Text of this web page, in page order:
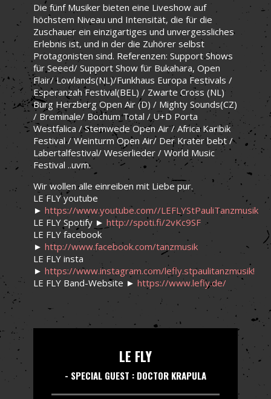
Die fünf Musiker bieten eine Liveshow auf
höchstem Niveau und Intensität, die für die
Zuschauer ein einzigartiges und unvergessliches
Erlebnis ist, und in der die Zuhörer selbst
Protagonisten sind. Referenzen: Support Shows
für Seeed/ Support Show für Bukahara, Open
Flair/ Lowlands(NL)/Funkhaus Europa Festivals /
Esperanzah Festival(BEL) / Zwarte Cross (NL)
Burg Herzberg Open Air (D) / Mighty Sounds(CZ)
/ Breminale/ Bochum Total / U+D Porta
Westfalica / Stemwede Open Air / Africa Karibik
Festival / Weinturm Open Air/ Der Krater bebt /
Labertalfestival/ Weserlieder / World Music
Festival ..uvm.
Wir wollen alle einreiben mit Liebe pur.
LE FLY youtube
► https://www.youtube.com//LEFLYStPauliTanzmusik
LE FLY Spotify ► http://spoti.fi/2vKc9SF
LE FLY facebook
► http://www.facebook.com/tanzmusik
LE FLY insta
► https://www.instagram.com/lefly.stpaulitanzmusik!
LE FLY Band-Website ► https://www.lefly.de/
LE FLY
- SPECIAL GUEST : DOCTOR KRAPULA